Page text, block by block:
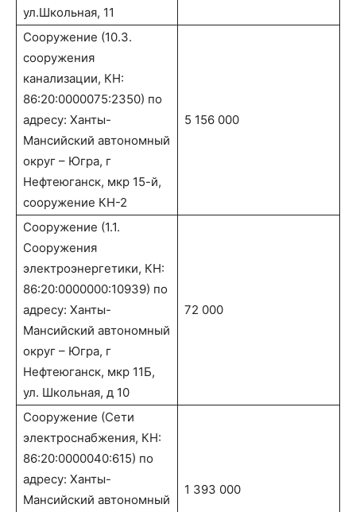
ул.Школьная, 11
Сооружение (10.3.
сооружения
канализации, КН:
86:20:0000075:2350) по
адресу: Ханты-
Мансийский автономный
округ – Югра, г
Нефтеюганск, мкр 15-й,
сооружение КН-2
5 156 000
Сооружение (1.1.
Cооружения
электроэнергетики, КН:
86:20:0000000:10939) по
адресу: Ханты-
Мансийский автономный
округ – Югра, г
Нефтеюганск, мкр 11Б,
ул. Школьная, д 10
72 000
Сооружение (Сети
электроснабжения, КН:
86:20:0000040:615) по
адресу: Ханты-
Мансийский автономный
1 393 000